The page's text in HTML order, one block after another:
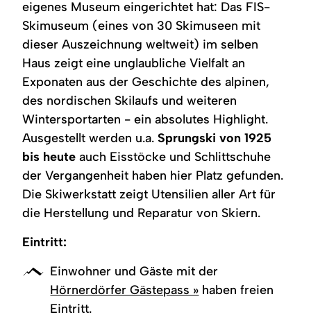
eigenes Museum eingerichtet hat: Das FIS-
Skimuseum (eines von 30 Skimuseen mit
dieser Auszeichnung weltweit) im selben
Haus zeigt eine unglaubliche Vielfalt an
Exponaten aus der Geschichte des alpinen,
des nordischen Skilaufs und weiteren
Wintersportarten - ein absolutes Highlight.
Ausgestellt werden u.a.Sprungski von 1925
bis heuteauch Eisstöcke und Schlittschuhe
der Vergangenheit haben hier Platz gefunden.
Die Skiwerkstatt zeigt Utensilien aller Art für
die Herstellung und Reparatur von Skiern.
Eintritt:
Einwohner und Gäste mit der
Hörnerdörfer Gästepass » haben freien
Eintritt.